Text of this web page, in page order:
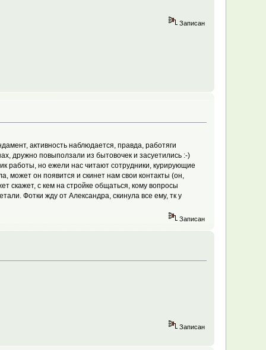
Записан
активность наблюдается, правда, работяги
дружно повыползали из бытовочек и засуетились :-)
работы, но ежели нас читают сотрудники, курирующие
может он появится и скинет нам свои контакты (он,
скажет, с кем на стройке общаться, кому вопросы
Фотки жду от Александра, скинула все ему, тк у
Записан
Записан